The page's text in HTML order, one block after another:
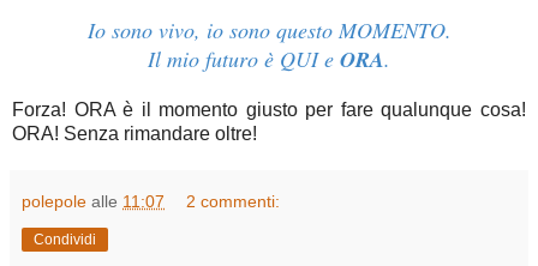
Io sono vivo, io sono questo MOMENTO.
Il mio futuro è QUI e ORA.
Forza! ORA è il momento giusto per fare qualunque cosa!
ORA! Senza rimandare oltre!
polepole alle 11:07 2 commenti:
Condividi